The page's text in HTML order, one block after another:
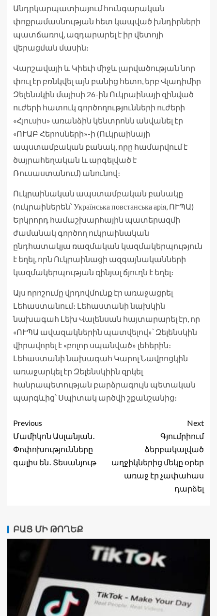
Անդրկարպատիայում հունգարական
փոքրամասնության հետ կապված խնդիրների
պատճառով, ազդարարել է իր վետոյի
վերացման մասին։
Վարշավայի և Կիեւի միջև լարվածության նոր
փուլ էր բռնկվել այն բանից հետո, երբ Վլադիմիր
Զելենսկին մայիսի 26-ին Ուկրաինայի զինված
ուժերի հատուկ գործողությունների ուժերի
«Հյուսիս» առանձին կենտրոնն անվանել էր
«ՈՒԱԲ Հերոսների»-ի (Ուկրաինայի
ապստամբական բանակ, որը համարվում է
ծայրահեղական և արգելված է
Ռուսաստանում) անունով։
Ուկրաինական ապստամբական բանակը
(ուկրաիներեն՝ Українська повстанська арія, ՈՒՊԱ)
Երկրորդ համաշխարհային պատերազմի
ժամանակ գործող ուկրաինական
ընդհատակյա ռազմական կազմակերպություն
է եղել, որն Ուկրաինացի ազգայնականների
կազմակերպության զինյալ ճյուղն է եղել։
Այս որոշումը վրդովմունք էր առաջացրել
Լեհաստանում։ Լեհաստանի նախկին
նախագահ Լեխ Վալենսան հայտարարել էր, որ
«ՈՒՊԱ ավազակներին պատվելով»՝ Զելենսկին
վիրավորել է «բոլոր սպանված» լեհերին։
Լեհաստանի նախագահ Կարոլ Նավրոցկին
առաջարկել էր Զելենսկիին զրկել
հանրապետության բարձրագույն պետական ​​
պարգևից՝ Սպիտակ արծվի շքանշանից։
Previous
Մամիկոն Ասլանյան․
Փոփոխությունները
գալիս են․ Տեսանյութ
Next
Գյումրիում
ձերբակալված
աղջիկներից մեկը օրեր
առաջ էր չափահաս
դարձել
ԲԱՑ ՄԻ ԹՈՂԵՔ